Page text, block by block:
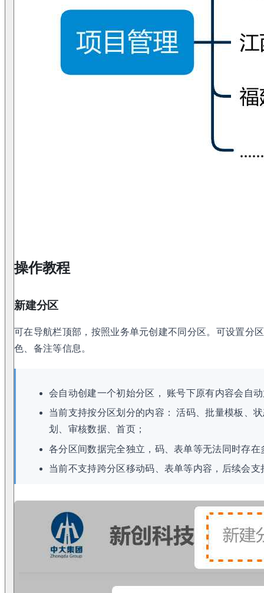
操作教程
新建分区
可在导航栏顶部，按照业务单元创建不同分区。可设置分
色、备注等信息。
会自动创建一个初始分区， 账号下原有内容会自
当前支持按分区划分的内容： 活码、批量模板、
划、审核数据、首页；
各分区间数据完全独立，码、表单等无法同时存在
当前不支持跨分区移动码、表单等内容，后续会支